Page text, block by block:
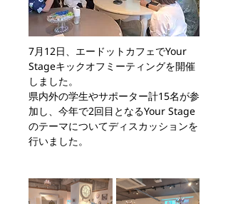
7月12日、エードットカフェでYour
Stageキックオフミーティングを開催
しました。
県内外の学生やサポーター計15名が参
加し、今年で2回目となるYour Stage
のテーマについてディスカッションを
行いました。